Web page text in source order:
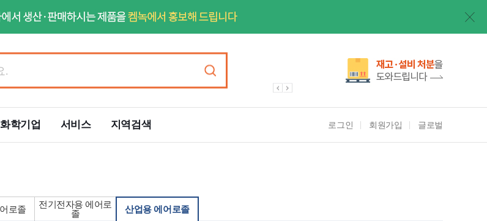
화학기업 서비스 지역검색 로그인 회원가입 글로벌
로졸
전기전자용 에어로
졸
산업용 에어로졸